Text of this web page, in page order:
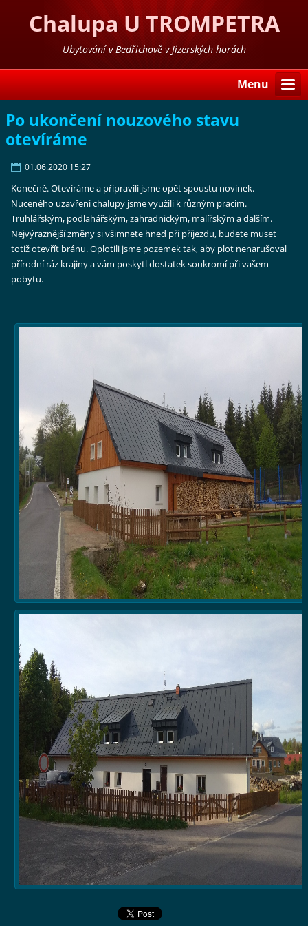
Chalupa U TROMPETRA
Ubytování v Bedřichově v Jizerských horách
Menu
Po ukončení nouzového stavu
otevíráme
01.06.2020 15:27
Konečně. Otevíráme a připravili jsme opět spoustu novinek.
Nuceného uzavření chalupy jsme využili k různým pracím.
Truhlářským, podlahářským, zahradnickým, malířským a dalším.
Nejvýraznější změny si všimnete hned při příjezdu, budete muset
totiž otevřít bránu. Oplotili jsme pozemek tak, aby plot nenarušoval
přírodní ráz krajiny a vám poskytl dostatek soukromí při vašem
pobytu.